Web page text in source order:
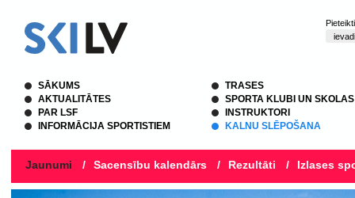
SĀKUMS
AKTUALITĀTES
PAR LSF
INFORMĀCIJA SPORTISTIEM
TRASES
SPORTA KLUBI UN SKOLAS
INSTRUKTORI
KALNU SLĒPOŠANA
Jaunumi / Sacensību kalendārs / Rezultāti / Izlases